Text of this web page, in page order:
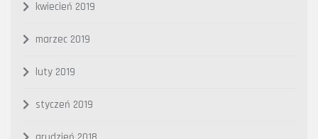
kwiecień 2019
marzec 2019
luty 2019
styczeń 2019